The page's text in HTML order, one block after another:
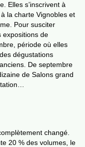
Elles s’inscrivent à
la charte Vignobles et
Pour susciter
expositions de
période où elles
dégustations
De septembre
de Salons grand
changé.
20 % des volumes, le